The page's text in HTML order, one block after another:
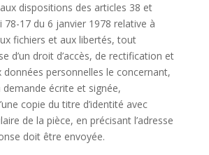
dispositions des articles 38 et
78-17 du 6 janvier 1978 relative à
fichiers et aux libertés, tout
d’un droit d’accès, de rectification et
données personnelles le concernant,
écrite et signée,
copie du titre d’identité avec
de la pièce, en précisant l’adresse
doit être envoyée.